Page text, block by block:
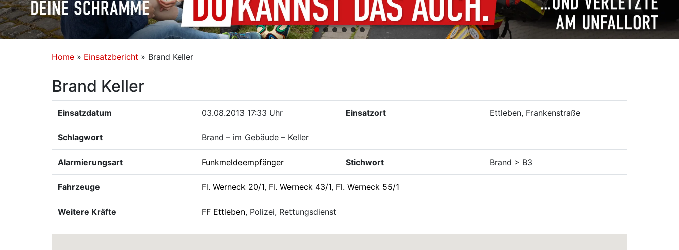
Home » Einsatzbericht » Brand Keller
Brand Keller
Einsatzdatum 03.08.2013 17:33 Uhr Einsatzort Ettleben, Frankenstraße
Schlagwort Brand – im Gebäude – Keller
Alarmierungsart Funkmeldeempfänger Stichwort Brand > B3
Fahrzeuge Fl. Werneck 20/1, Fl. Werneck 43/1, Fl. Werneck 55/1
Weitere Kräfte FF Ettleben, Polizei, Rettungsdienst